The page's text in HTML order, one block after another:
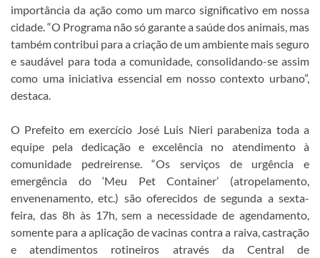
importância da ação como um marco significativo em nossa
cidade. “O Programa não só garante a saúde dos animais, mas
também contribui para a criação de um ambiente mais seguro
e saudável para toda a comunidade, consolidando-se assim
como uma iniciativa essencial em nosso contexto urbano”,
destaca.
O Prefeito em exercício José Luis Nieri parabeniza toda a
equipe pela dedicação e excelência no atendimento à
comunidade pedreirense. “Os serviços de urgência e
emergência do ‘Meu Pet Container’ (atropelamento,
envenenamento, etc.) são oferecidos de segunda a sexta-
feira, das 8h às 17h, sem a necessidade de agendamento,
somente para a aplicação de vacinas contra a raiva, castração
e atendimentos rotineiros através da Central de